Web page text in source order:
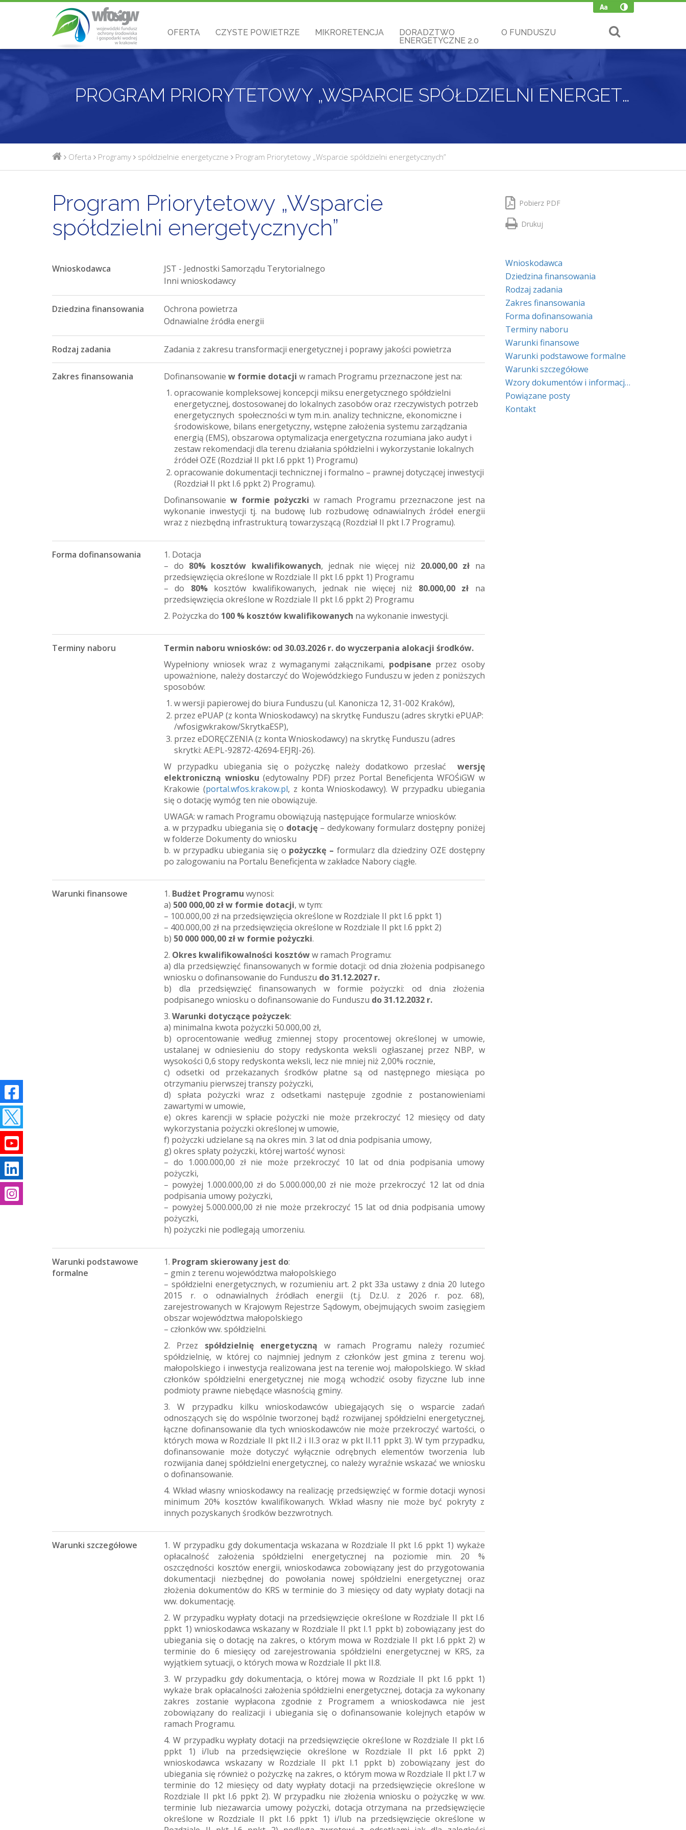
OFERTA CZYSTE POWIETRZE MIKRORETENCJA
DORADZTWO
ENERGETYCZNE 2.0
O FUNDUSZU
PROGRAM PRIORYTETOWY „WSPARCIE SPÓŁDZIELNI ENERGETYCZNYCH”
Oferta Programy spółdzielnie energetyczne Program Priorytetowy „Wsparcie spółdzielni energetycznych”
Program Priorytetowy „Wsparcie
spółdzielni energetycznych”
Pobierz PDF
Drukuj
Wnioskodawca
JST - Jednostki Samorządu Terytorialnego
Inni wnioskodawcy
Dziedzina finansowania
Ochrona powietrza
Odnawialne źródła energii
Rodzaj zadania Zadania z zakresu transformacji energetycznej i poprawy jakości powietrza
Zakres finansowania Dofinansowaniew formie dotacjiw ramach Programu przeznaczone jest na:
opracowanie kompleksowej koncepcji miksu energetycznego spółdzielni
energetycznej, dostosowanej do lokalnych zasobów oraz rzeczywistych potrzeb
energetycznych społeczności w tym m.in. analizy techniczne, ekonomiczne i
środowiskowe, bilans energetyczny, wstępne założenia systemu zarządzania
energią (EMS), obszarowa optymalizacja energetyczna rozumiana jako audyt i
zestaw rekomendacji dla terenu działania spółdzielni i wykorzystanie lokalnych
źródeł OZE (Rozdział II pkt I.6 ppkt 1) Programu)
opracowanie dokumentacji technicznej i formalno – prawnej dotyczącej inwestycji
(Rozdział II pkt I.6 ppkt 2) Programu).
Dofinansowanie w formie pożyczki w ramach Programu przeznaczone jest na
wykonanie inwestycji tj. na budowę lub rozbudowę odnawialnych źródeł energii
wraz z niezbędną infrastrukturą towarzyszącą (Rozdział II pkt I.7 Programu).
Forma dofinansowania
1. Dotacja
– do 80% kosztów kwalifikowanych, jednak nie więcej niż 20.000,00 zł na
przedsięwzięcia określone w Rozdziale II pkt I.6 ppkt 1) Programu
– do 80%kosztów kwalifikowanych, jednak nie więcej niż 80.000,00 zł na
przedsięwzięcia określone w Rozdziale II pkt I.6 ppkt 2) Programu
2. Pożyczka do 100 % kosztów kwalifikowanych na wykonanie inwestycji.
Terminy naboru
Termin naboru wniosków: od 30.03.2026 r. do wyczerpania alokacji środków.
Wypełniony wniosek wraz z wymaganymi załącznikami, podpisane przez osoby
upoważnione, należy dostarczyć do Wojewódzkiego Funduszu w jeden z poniższych
sposobów:
w wersji papierowej do biura Funduszu (ul. Kanonicza 12, 31-002 Kraków),
przez ePUAP (z konta Wnioskodawcy) na skrytkę Funduszu (adres skrytki ePUAP:
/wfosigwkrakow/SkrytkaESP),
przez eDORĘCZENIA (z konta Wnioskodawcy) na skrytkę Funduszu (adres
skrytki: AE:PL-92872-42694-EFJRJ-26).
W przypadku ubiegania się o pożyczkę należy dodatkowo przesłać wersję
elektroniczną wniosku (edytowalny PDF) przez Portal Beneficjenta WFOŚiGW w
Krakowie (portal.wfos.krakow.pl, z konta Wnioskodawcy). W przypadku ubiegania
się o dotację wymóg ten nie obowiązuje.
UWAGA: w ramach Programu obowiązują następujące formularze wniosków:
a. w przypadku ubiegania się o dotację – dedykowany formularz dostępny poniżej
w folderze Dokumenty do wniosku
b. w przypadku ubiegania się o pożyczkę – formularz dla dziedziny OZE dostępny
po zalogowaniu na Portalu Beneficjenta w zakładce Nabory ciągłe.
Warunki finansowe 1. Budżet Programu wynosi:
a) 500 000,00 zł w formie dotacji, w tym:
– 100.000,00 zł na przedsięwzięcia określone w Rozdziale II pkt I.6 ppkt 1)
– 400.000,00 zł na przedsięwzięcia określone w Rozdziale II pkt I.6 ppkt 2)
b) 50 000 000,00 zł w formie pożyczki.
2. Okres kwalifikowalności kosztóww ramach Programu:
a) dla przedsięwzięć finansowanych w formie dotacji: od dnia złożenia podpisanego
wniosku o dofinansowanie do Funduszu do 31.12.2027 r.
b) dla przedsięwzięć finansowanych w formie pożyczki: od dnia złożenia
podpisanego wniosku o dofinansowanie do Funduszu do 31.12.2032 r.
3.Warunki dotyczące pożyczek:
a) minimalna kwota pożyczki 50.000,00 zł,
b) oprocentowanie według zmiennej stopy procentowej określonej w umowie,
ustalanej w odniesieniu do stopy redyskonta weksli ogłaszanej przez NBP, w
wysokości 0,6 stopy redyskonta weksli, lecz nie mniej niż 2,00% rocznie,
c) odsetki od przekazanych środków płatne są od następnego miesiąca po
otrzymaniu pierwszej transzy pożyczki,
d) spłata pożyczki wraz z odsetkami następuje zgodnie z postanowieniami
zawartymi w umowie,
e) okres karencji w spłacie pożyczki nie może przekroczyć 12 miesięcy od daty
wykorzystania pożyczki określonej w umowie,
f) pożyczki udzielane są na okres min. 3 lat od dnia podpisania umowy,
g) okres spłaty pożyczki, której wartość wynosi:
– do 1.000.000,00 zł nie może przekroczyć 10 lat od dnia podpisania umowy
pożyczki,
– powyżej 1.000.000,00 zł do 5.000.000,00 zł nie może przekroczyć 12 lat od dnia
podpisania umowy pożyczki,
– powyżej 5.000.000,00 zł nie może przekroczyć 15 lat od dnia podpisania umowy
pożyczki,
h) pożyczki nie podlegają umorzeniu.
Warunki podstawowe
formalne
1. Program skierowany jest do:
– gmin z terenu województwa małopolskiego
– spółdzielni energetycznych, w rozumieniu art. 2 pkt 33a ustawy z dnia 20 lutego
2015 r. o odnawialnych źródłach energii (t.j. Dz.U. z 2026 r. poz. 68),
zarejestrowanych w Krajowym Rejestrze Sądowym, obejmujących swoim zasięgiem
obszar województwa małopolskiego
– członków ww. spółdzielni.
2. Przez spółdzielnię energetyczną w ramach Programu należy rozumieć
spółdzielnię, w której co najmniej jednym z członków jest gmina z terenu woj.
małopolskiego i inwestycja realizowana jest na terenie woj. małopolskiego. W skład
członków spółdzielni energetycznej nie mogą wchodzić osoby fizyczne lub inne
podmioty prawne niebędące własnością gminy.
3. W przypadku kilku wnioskodawców ubiegających się o wsparcie zadań
odnoszących się do wspólnie tworzonej bądź rozwijanej spółdzielni energetycznej,
łączne dofinansowanie dla tych wnioskodawców nie może przekroczyć wartości, o
których mowa w Rozdziale II pkt II.2 i II.3 oraz w pkt II.11 ppkt 3). W tym przypadku,
dofinansowanie może dotyczyć wyłącznie odrębnych elementów tworzenia lub
rozwijania danej spółdzielni energetycznej, co należy wyraźnie wskazać we wniosku
o dofinansowanie.
4. Wkład własny wnioskodawcy na realizację przedsięwzięć w formie dotacji wynosi
minimum 20% kosztów kwalifikowanych. Wkład własny nie może być pokryty z
innych pozyskanych środków bezzwrotnych.
Warunki szczegółowe
1. W przypadku gdy dokumentacja wskazana w Rozdziale II pkt I.6 ppkt 1) wykaże
opłacalność założenia spółdzielni energetycznej na poziomie min. 20 %
oszczędności kosztów energii, wnioskodawca zobowiązany jest do przygotowania
dokumentacji niezbędnej do powołania nowej spółdzielni energetycznej oraz
złożenia dokumentów do KRS w terminie do 3 miesięcy od daty wypłaty dotacji na
ww. dokumentację.
2. W przypadku wypłaty dotacji na przedsięwzięcie określone w Rozdziale II pkt I.6
ppkt 1) wnioskodawca wskazany w Rozdziale II pkt I.1 ppkt b) zobowiązany jest do
ubiegania się o dotację na zakres, o którym mowa w Rozdziale II pkt I.6 ppkt 2) w
terminie do 6 miesięcy od zarejestrowania spółdzielni energetycznej w KRS, za
wyjątkiem sytuacji, o których mowa w Rozdziale II pkt II.8.
3. W przypadku gdy dokumentacja, o której mowa w Rozdziale II pkt I.6 ppkt 1)
wykaże brak opłacalności założenia spółdzielni energetycznej, dotacja za wykonany
zakres zostanie wypłacona zgodnie z Programem a wnioskodawca nie jest
zobowiązany do realizacji i ubiegania się o dofinansowanie kolejnych etapów w
ramach Programu.
4. W przypadku wypłaty dotacji na przedsięwzięcie określone w Rozdziale II pkt I.6
ppkt 1) i/lub na przedsięwzięcie określone w Rozdziale II pkt I.6 ppkt 2)
wnioskodawca wskazany w Rozdziale II pkt I.1 ppkt b) zobowiązany jest do
ubiegania się również o pożyczkę na zakres, o którym mowa w Rozdziale II pkt I.7 w
terminie do 12 miesięcy od daty wypłaty dotacji na przedsięwzięcie określone w
Rozdziale II pkt I.6 ppkt 2). W przypadku nie złożenia wniosku o pożyczkę w ww.
terminie lub niezawarcia umowy pożyczki, dotacja otrzymana na przedsięwzięcie
określone w Rozdziale II pkt I.6 ppkt 1) i/lub na przedsięwzięcie określone w
Wnioskodawca
Dziedzina finansowania
Rodzaj zadania
Zakres finansowania
Forma dofinansowania
Terminy naboru
Warunki finansowe
Warunki podstawowe formalne
Warunki szczegółowe
Wzory dokumentów i informacje prawne
Powiązane posty
Kontakt